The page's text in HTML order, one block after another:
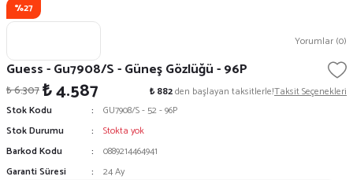
%27
Yorumlar (0)
Guess - Gu7908/S - Güneş Gözlüğü - 96P
₺ 6.307₺ 4.587 ₺ 882den başlayan taksitlerle!Taksit Seçenekleri
Stok Kodu
GU7908/S - 52 - 96P
Stok Durumu
Stokta yok
Barkod Kodu
0889214464941
Garanti Süresi
24 Ay